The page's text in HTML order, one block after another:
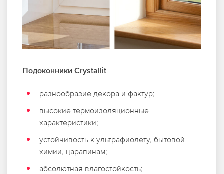
Подоконники Crystallit
разнообразие декора и фактур;
высокие термоизоляционные
характеристики;
устойчивость к ультрафиолету, бытовой
химии, царапинам;
абсолютная влагостойкость;